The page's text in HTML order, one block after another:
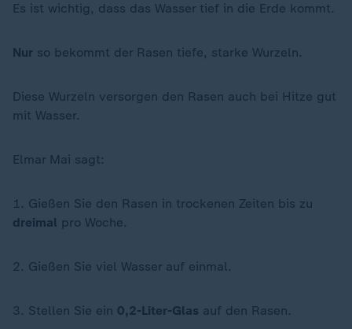
Es ist wichtig, dass das Wasser tief in die Erde kommt.
Nur so bekommt der Rasen tiefe, starke Wurzeln.
Diese Wurzeln versorgen den Rasen auch bei Hitze gut
mit Wasser.
Elmar Mai sagt:
1. Gießen Sie den Rasen in trockenen Zeiten bis zu
dreimal pro Woche.
2. Gießen Sie viel Wasser auf einmal.
3. Stellen Sie ein 0,2-Liter-Glas auf den Rasen.